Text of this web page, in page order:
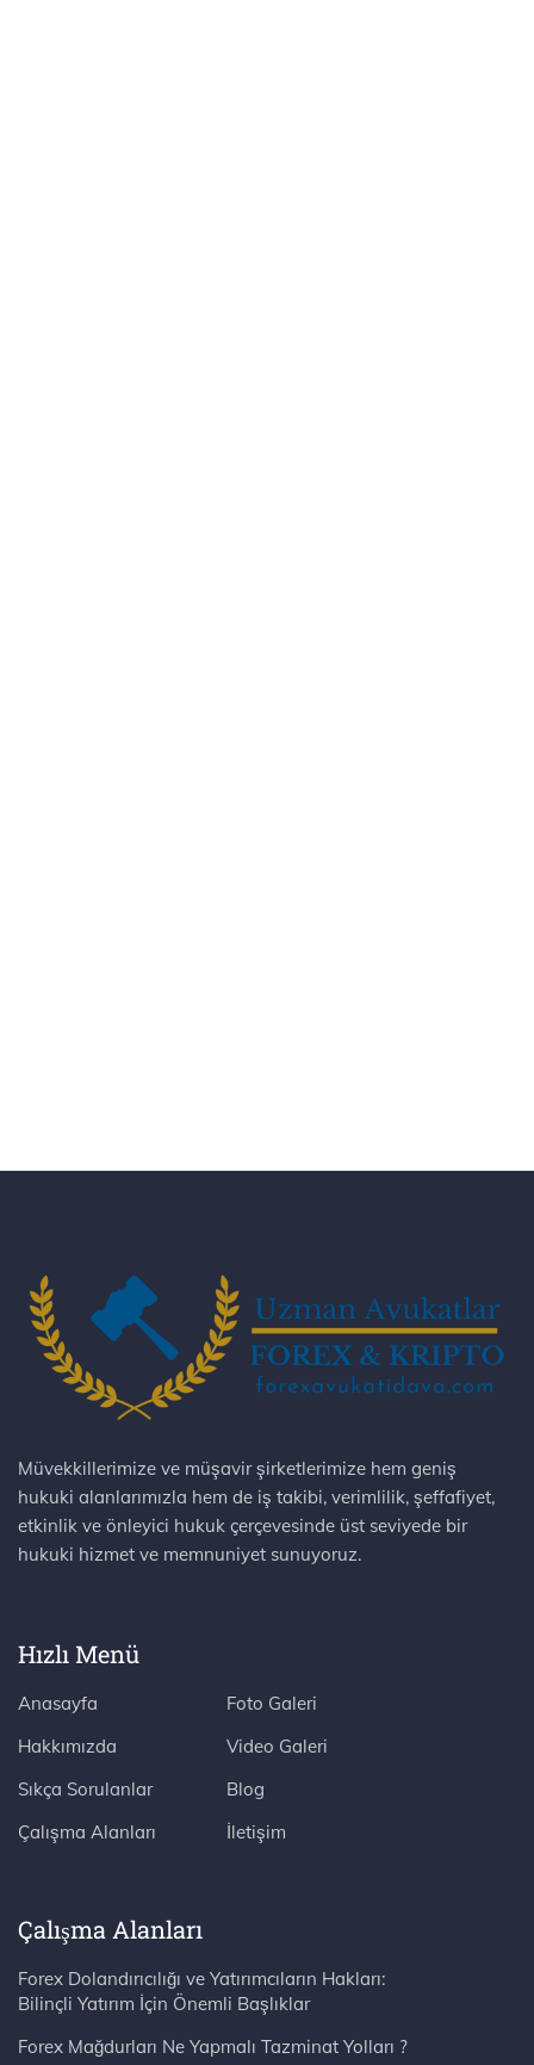
Müvekkillerimize ve müşavir şirketlerimize hem geniş
hukuki alanlarımızla hem de iş takibi, verimlilik, şeffafiyet,
etkinlik ve önleyici hukuk çerçevesinde üst seviyede bir
hukuki hizmet ve memnuniyet sunuyoruz.
Hızlı Menü
Anasayfa
Hakkımızda
Sıkça Sorulanlar
Çalışma Alanları
Foto Galeri
Video Galeri
Blog
İletişim
Çalışma Alanları
Forex Dolandırıcılığı ve Yatırımcıların Hakları:
Bilinçli Yatırım İçin Önemli Başlıklar
Forex Mağdurları Ne Yapmalı Tazminat Yolları ?